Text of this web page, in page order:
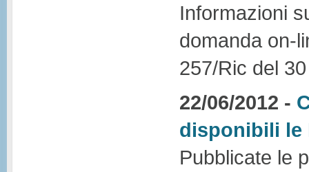
Informazioni
domanda on-
257/Ric del
22/06/2012 -
disponibili le
Pubblicate le